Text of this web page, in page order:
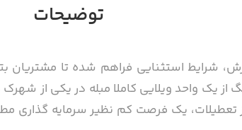
توضیحات
تعطیلات، یک فرصت کم نظیر سرمایه